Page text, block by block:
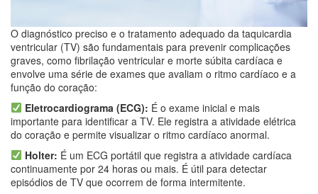
O diagnóstico preciso e o tratamento adequado da taquicardia
ventricular (TV) são fundamentais para prevenir complicações
graves, como fibrilação ventricular e morte súbita cardíaca e
envolve uma série de exames que avaliam o ritmo cardíaco e a
função do coração:
Eletrocardiograma (ECG): É o exame inicial e mais
importante para identificar a TV. Ele registra a atividade elétrica
do coração e permite visualizar o ritmo cardíaco anormal.
Holter: É um ECG portátil que registra a atividade cardíaca
continuamente por 24 horas ou mais. É útil para detectar
episódios de TV que ocorrem de forma intermitente.